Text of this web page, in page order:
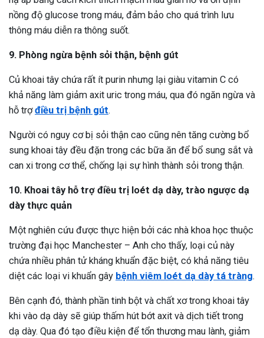
nồng độ glucose trong máu, đảm bảo cho quá trình lưu
thông máu diễn ra thông suốt.
9. Phòng ngừa bệnh sỏi thận, bệnh gút
Củ khoai tây chứa rất ít purin nhưng lại giàu vitamin C có
khả năng làm giảm axit uric trong máu, qua đó ngăn ngừa và
hỗ trợđiều trị bệnh gút.
Người có nguy cơ bị sỏi thận cao cũng nên tăng cường bổ
sung khoai tây đều đặn trong các bữa ăn để bổ sung sắt và
can xi trong cơ thể, chống lại sự hình thành sỏi trong thận.
10. Khoai tây hỗ trợ điều trị loét dạ dày, trào ngược dạ
dày thực quản
Một nghiên cứu được thực hiện bởi các nhà khoa học thuộc
trường đại học Manchester – Anh cho thấy, loại củ này
chứa nhiều phân tử kháng khuẩn đặc biệt, có khả năng tiêu
diệt các loại vi khuẩn gây bệnh viêm loét dạ dày tá tràng.
Bên cạnh đó, thành phần tinh bột và chất xơ trong khoai tây
khi vào dạ dày sẽ giúp thấm hút bớt axit và dịch tiết trong
dạ dày. Qua đó tạo điều kiện để tổn thương mau lành, giảm